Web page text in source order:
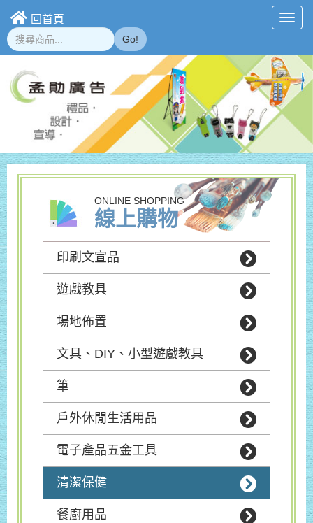
回首頁
Go!
ONLINE SHOPPING
線上購物
印刷文宣品
遊戲教具
場地佈置
文具、DIY、小型遊戲教具
筆
戶外休閒生活用品
電子產品五金工具
清潔保健
餐廚用品